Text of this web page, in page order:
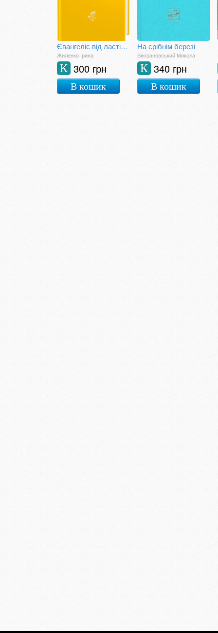
Євангеліє від ластівки
Жиленко Ірина
300 грн
К
В кошик
На срібнім березі
Вінграновський Микола
340 грн
К
В кошик